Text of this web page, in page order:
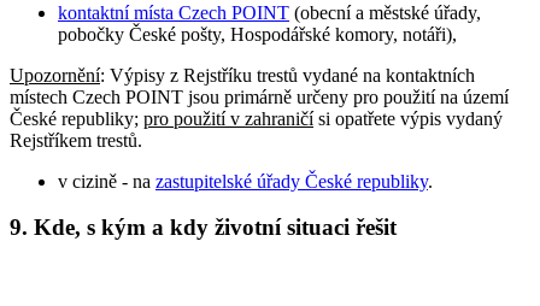
kontaktní místa Czech POINT (obecní a městské úřady,
pobočky České pošty, Hospodářské komory, notáři),
Upozornění: Výpisy z Rejstříku trestů vydané na kontaktních
místech Czech POINT jsou primárně určeny pro použití na území
České republiky; pro použití v zahraničísi opatřete výpis vydaný
Rejstříkem trestů.
v cizině - na zastupitelské úřady České republiky.
9. Kde, s kým a kdy životní situaci řešit